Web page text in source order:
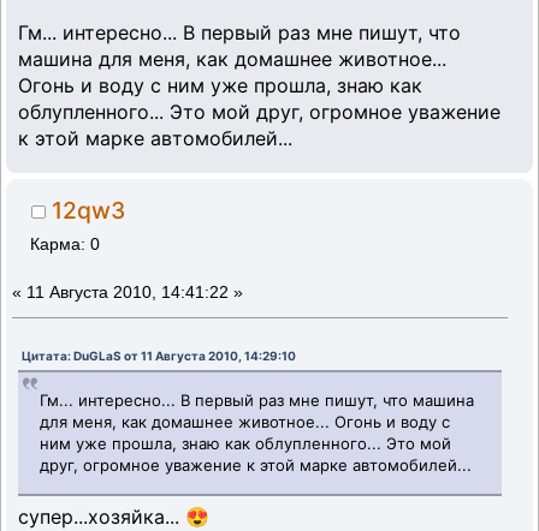
Гм... интересно... В первый раз мне пишут, что
машина для меня, как домашнее животное...
Огонь и воду с ним уже прошла, знаю как
облупленного... Это мой друг, огромное уважение
к этой марке автомобилей...
12qw3
Карма: 0
« 11 Августа 2010, 14:41:22 »
Цитата: DuGLaS от 11 Августа 2010, 14:29:10
Гм... интересно... В первый раз мне пишут, что машина
для меня, как домашнее животное... Огонь и воду с
ним уже прошла, знаю как облупленного... Это мой
друг, огромное уважение к этой марке автомобилей...
супер...хозяйка... 😍